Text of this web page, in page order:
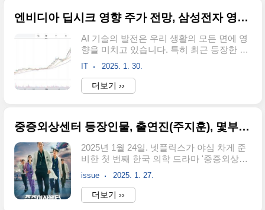
겠습니다. 독수리 5형제 공식 홈페이
리 오형제를 부탁해' 기본정보 제작사 : KBS
방송 채널 : KBS2 방영 시간 : 매주 토요일,
일요일 오후 8시 총 회차 : 50부작 예정 첫
방송일 : 2024년 2월 1일 감독 : 최상열 (이전
작품: , ) 작가 : 구현숙 (이전 작품: 열아홉 순
엔비디아 딥시크 영향 주가 전망, 삼성전자 영향 및 향후 전망은?
AI 기술의 발전은 우리 생활의 모든 면에 영
향을 미치고 있습니다. 특히 최근 등장한 딥
시크(DeepSeek)라는 혁신적인 AI 기술은
에 큰 파장을 일으키고 있습니다. 이 글에서
는 딥시크의 특징과 함께, 이 기술이 AI 산업
습니다. 딥시크(DeepSeek)란 무엇인가?✅
예측 능력 면에서 기존 AI 모델을 압도적으
로 능가합니다. 이 혁신적인 기술의 주요 특
징은 다음과 같습니다: 초고속 처리 능력 :
딥시크는 기존 AI 모델보다 50% 더 빠른 처
리 속도를 자랑합니다. 이는 실시간 데이터
IT 2025. 1. 30.
더보기 ››
중증외상센터 등장인물, 출연진(주지훈), 몇부작, 줄거리, 원작 웹툰, 넷플릭스 드라마
2025년 1월 24일. 넷플릭스가 야심 차게 준
비한 첫 번째 한국 의학 드라마 '중증외상센
터'가 전 세계 시청자들에게 공개되었습니
리를 의학 드라마의 새로운 세계로 안내합
니다. 생사의 갈림길에 선 환자들을 살리기
issue 2025. 1. 27.
더보기 ››